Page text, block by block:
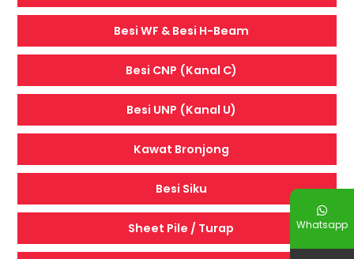
Besi WF & Besi H-Beam
Besi CNP (Kanal C)
Besi UNP (Kanal U)
Kawat Bronjong
Besi Siku
Sheet Pile / Turap Whatsapp